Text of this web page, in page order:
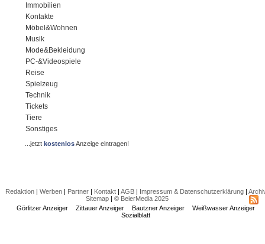
Immobilien
Kontakte
Möbel&Wohnen
Musik
Mode&Bekleidung
PC-&Videospiele
Reise
Spielzeug
Technik
Tickets
Tiere
Sonstiges
...jetztkostenlosAnzeige eintragen!
Redaktion| Werben| Partner| Kontakt| AGB| Impressum & Datenschutzerklärung|
Sitemap| © BeierMedia 2025
Görlitzer Anzeiger
Zittauer Anzeiger Bautzner Anzeiger
Weißwasser Anzeiger
Sozialblatt